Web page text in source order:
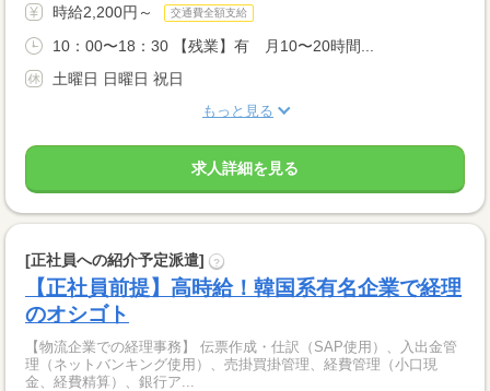
時給2,200円～ 交通費全額支給
10：00〜18：30 【残業】有 月10〜20時間...
土曜日 日曜日 祝日
もっと見る
求人詳細を見る
[正社員への紹介予定派遣] ?
【正社員前提】高時給！韓国系有名企業で経理
のオシゴト
【物流企業での経理事務】 伝票作成・仕訳（SAP使用）、入出金管
理（ネットバンキング使用）、売掛買掛管理、経費管理（小口現
金、経費精算）、銀行ア...